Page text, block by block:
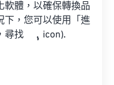
軟體，以確保轉換品
下，您可以使用「進
尋找
icon).